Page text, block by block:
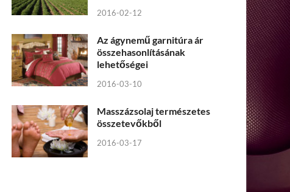
2016-02-12
Az ágynemű garnitúra ár
összehasonlításának
lehetőségei
2016-03-10
Masszázsolaj természetes
összetevőkből
2016-03-17